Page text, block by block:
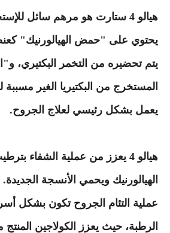
هيالو 4 ستارت هو مرهم سائل
يحتوي على "حمض الهيالورنيك"
يتم تحضيره من التخمر البكتيري،
المستخرج من البكتيريا الغير
يعمل بشكل رئيسي لعلاج الجروح.
هيالو 4 يعزز من عملية الشفاء
الهيالورنيك ويحمي الأنسجة
عملية التئام الجروح تكون بشكل
الرطبة، حيث يعزز الكولاجين